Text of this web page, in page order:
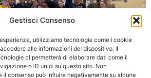
Gestisci Consenso
utilizziamo tecnologie come i cookie
alle informazioni del dispositivo. Il
ci permetterà di elaborare dati come il
o ID unici su questo sito. Non
il consenso può influire negativamente su alcune